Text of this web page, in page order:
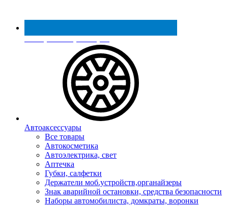
Реестр МинПромТорга
Автоаксессуары
Все товары
Автокосметика
Автоэлектрика, свет
Аптечка
Губки, салфетки
Держатели моб.устройств,органайзеры
Знак аварийной остановки, средства безопасности
Наборы автомобилиста, домкраты, воронки